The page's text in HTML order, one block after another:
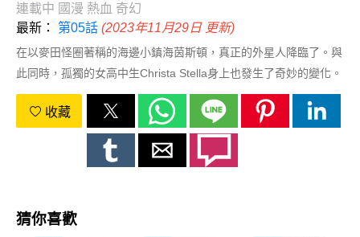
連載中 國漫 熱血 奇幻
最新： 第05話 (2023年11月29日 更新)
在以麥田怪圈著稱的海邊小鎮海茵斯頓，真正的外星人降臨了。與
此同時，孤獨的女高中生Christa Stella身上也發生了奇妙的變化。
這份力量帶來了友情，愛，以及？關於“生命”的奇幻物語就此展
開。 收藏
猜你喜歡